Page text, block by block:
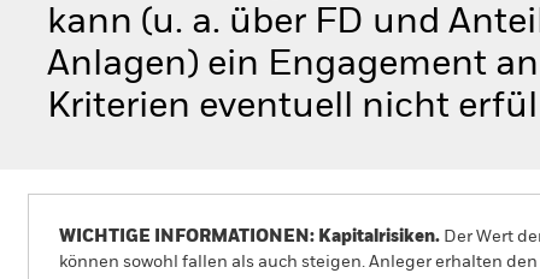
kann (u. a. über FD und
Anlagen) ein Engagement
Kriterien eventuell nicht
WICHTIGE INFORMATIONEN: Kapitalrisiken. Der Wert
können sowohl fallen als auch steigen. Anleger erhalten